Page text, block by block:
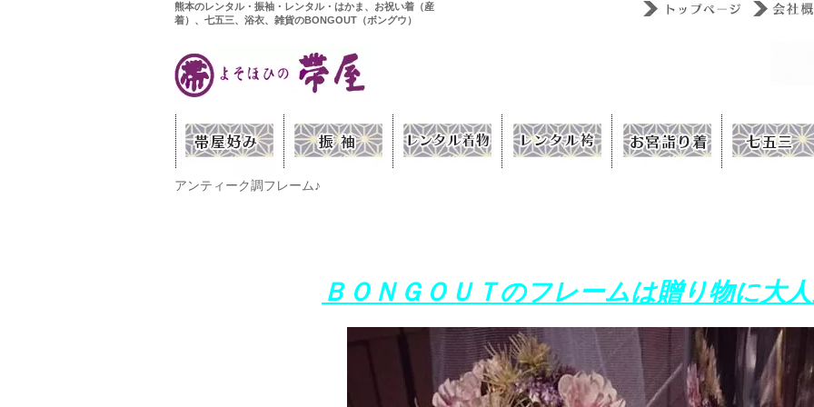
熊本のレンタル・振袖・レンタル・はかま、お祝い着（産
着）、七五三、浴衣、雑貨のBONGOUT（ボングウ）
アンティーク調フレーム♪
ＢＯＮＧＯＵＴのフレームは贈り物に大